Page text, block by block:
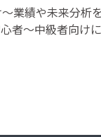
ュニティ
業績や未来分析
者～中級者向け